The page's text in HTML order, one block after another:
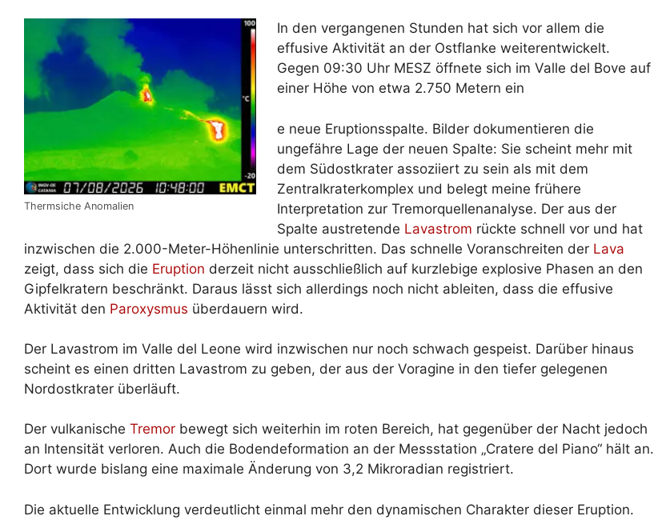
Thermsiche Anomalien
In den vergangenen Stunden hat sich vor allem die
effusive Aktivität an der Ostflanke weiterentwickelt.
Gegen 09:30 Uhr MESZ öffnete sich im Valle del Bove auf
einer Höhe von etwa 2.750 Metern ein
e neue Eruptionsspalte. Bilder dokumentieren die
ungefähre Lage der neuen Spalte: Sie scheint mehr mit
dem Südostkrater assoziiert zu sein als mit dem
Zentralkraterkomplex und belegt meine frühere
Interpretation zur Tremorquellenanalyse. Der aus der
Spalte austretende Lavastrom rückte schnell vor und hat
inzwischen die 2.000-Meter-Höhenlinie unterschritten. Das schnelle Voranschreiten der Lava
zeigt, dass sich die Eruption derzeit nicht ausschließlich auf kurzlebige explosive Phasen an den
Gipfelkratern beschränkt. Daraus lässt sich allerdings noch nicht ableiten, dass die effusive
Aktivität den Paroxysmus überdauern wird.
Der Lavastrom im Valle del Leone wird inzwischen nur noch schwach gespeist. Darüber hinaus
scheint es einen dritten Lavastrom zu geben, der aus der Voragine in den tiefer gelegenen
Nordostkrater überläuft.
Der vulkanische Tremor bewegt sich weiterhin im roten Bereich, hat gegenüber der Nacht jedoch
an Intensität verloren. Auch die Bodendeformation an der Messstation „Cratere del Piano“ hält an.
Dort wurde bislang eine maximale Änderung von 3,2 Mikroradian registriert.
Die aktuelle Entwicklung verdeutlicht einmal mehr den dynamischen Charakter dieser Eruption.